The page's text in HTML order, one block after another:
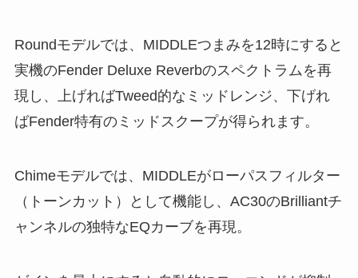
Roundモデルでは、MIDDLEつまみを12時にすると
実機のFender Deluxe Reverbのスペクトラムを再
現し、上げればTweed的なミッドレンジ、下げれ
ばFender特有のミッドスクープが得られます。
Chimeモデルでは、MIDDLEがローパスフィルター
（トーンカット）として機能し、AC30のBrilliantチ
ャンネルの独特なEQカーブを再現。